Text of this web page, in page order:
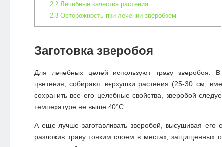
2.2Лечебные качества растения
2.3Осторожность при лечении зверобоем
Заготовка зверобоя
Для лечебных целей используют траву зверобоя.
цветения, собирают верхушки растения (25-30 см,
сохранить все его целебные свойства, зверобой
температуре не выше 40°С.
А еще лучше заготавливать зверобой, высушивая его
разложив траву тонким слоем в местах, защищенных